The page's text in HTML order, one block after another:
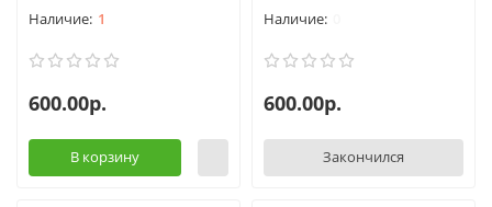
1
600.00р.
В корзину
600.00р.
Закончился